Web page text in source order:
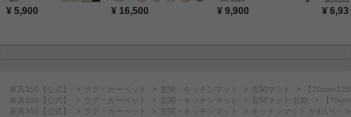
¥ 5,900 ¥ 16,500 ¥ 9,900 ¥
家具350【公式】 ラグ・カーペット 玄関・キッチンマット 玄関マット
【
家具350【公式】
ラグ・カーペット 玄関・キッチンマット 玄関マット 北欧
【
家具350【公式】
ラグ・カーペット 玄関・キッチンマット
キッチンマット かわいい